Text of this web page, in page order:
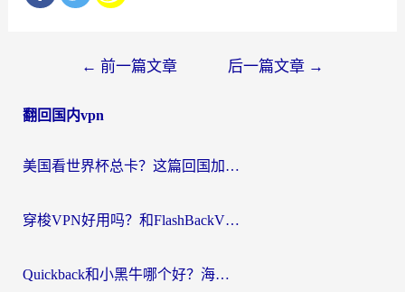
导
← 前一篇文章 后一篇文章 →
翻回国内vpn
美国看世界杯总卡？这篇回国加速器指南帮你无缝刷国内资源（附苹果手机VPN设置步骤）
穿梭VPN好用吗？和FlashBackVPN对比哪个回国效果更好？
Quickback和小黑牛哪个好？海外党亲测指南，选对回国加速器秒回国内